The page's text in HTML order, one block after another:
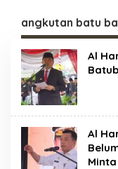
Bangsa
angkutan batu
Al
Al